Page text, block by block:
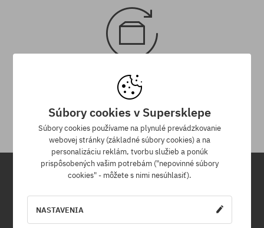
30 dní na vrátenie tovaru
Na vrátenie produktu máš 30 dní od dňa obdržania zásielky.
Newsletter
Prihláste sa na odber nášho newsletteru a ako prvý sa dozviete o
Súbory cookies v Supersklepe
Súbory cookies používame na plynulé prevádzkovanie
webovej stránky (základné súbory cookies) a na
personalizáciu reklám, tvorbu služieb a ponúk
prispôsobených vašim potrebám ("nepovinné súbory
cookies" - môžete s nimi nesúhlasiť).
NASTAVENIA